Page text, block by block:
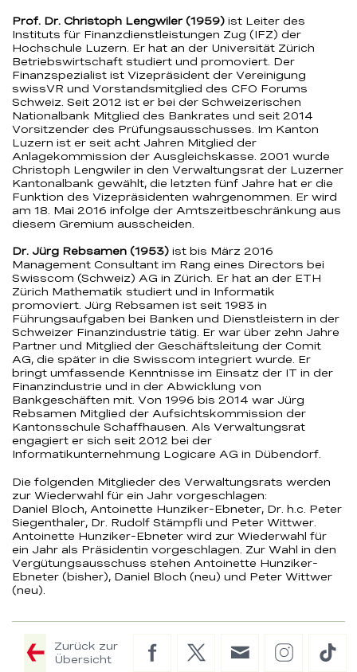
Prof. Dr. Christoph Lengwiler (1959) ist Leiter des
Instituts für Finanzdienstleistungen Zug (IFZ) der
Hochschule Luzern. Er hat an der Universität Zürich
Betriebswirtschaft studiert und promoviert. Der
Finanzspezialist ist Vizepräsident der Vereinigung
swissVR und Vorstandsmitglied des CFO Forums
Schweiz. Seit 2012 ist er bei der Schweizerischen
Nationalbank Mitglied des Bankrates und seit 2014
Vorsitzender des Prüfungsausschusses. Im Kanton
Luzern ist er seit acht Jahren Mitglied der
Anlagekommission der Ausgleichskasse. 2001 wurde
Christoph Lengwiler in den Verwaltungsrat der Luzerner
Kantonalbank gewählt, die letzten fünf Jahre hat er die
Funktion des Vizepräsidenten wahrgenommen. Er wird
am 18. Mai 2016 infolge der Amtszeitbeschränkung aus
diesem Gremium ausscheiden.
Dr. Jürg Rebsamen (1953) ist bis März 2016
Management Consultant im Rang eines Directors bei
Swisscom (Schweiz) AG in Zürich. Er hat an der ETH
Zürich Mathematik studiert und in Informatik
promoviert. Jürg Rebsamen ist seit 1983 in
Führungsaufgaben bei Banken und Dienstleistern in der
Schweizer Finanzindustrie tätig. Er war über zehn Jahre
Partner und Mitglied der Geschäftsleitung der Comit
AG, die später in die Swisscom integriert wurde. Er
bringt umfassende Kenntnisse im Einsatz der IT in der
Finanzindustrie und in der Abwicklung von
Bankgeschäften mit. Von 1996 bis 2014 war Jürg
Rebsamen Mitglied der Aufsichtskommission der
Kantonsschule Schaffhausen. Als Verwaltungsrat
engagiert er sich seit 2012 bei der
Informatikunternehmung Logicare AG in Dübendorf.
Die folgenden Mitglieder des Verwaltungsrats werden
zur Wiederwahl für ein Jahr vorgeschlagen:
Daniel Bloch, Antoinette Hunziker-Ebneter, Dr. h.c. Peter
Siegenthaler, Dr. Rudolf Stämpfli und Peter Wittwer.
Antoinette Hunziker-Ebneter wird zur Wiederwahl für
ein Jahr als Präsidentin vorgeschlagen. Zur Wahl in den
Vergütungsausschuss stehen Antoinette Hunziker-
Ebneter (bisher), Daniel Bloch (neu) und Peter Wittwer
(neu).
Zurück zur
Übersicht
FacebookTwitter
E-
Instagram